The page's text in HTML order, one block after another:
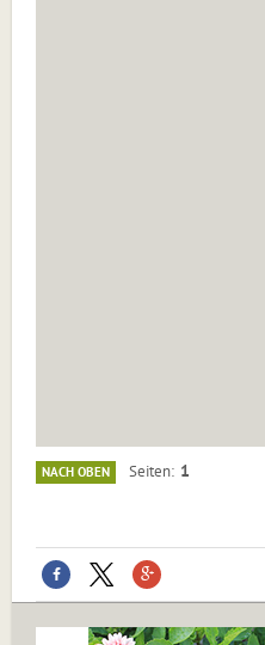
NACH OBEN Seiten 1